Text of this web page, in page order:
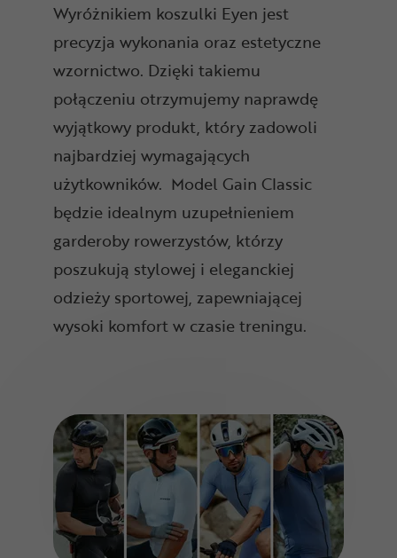
Wyróżnikiem koszulki Eyen jest
precyzja wykonania oraz estetyczne
wzornictwo. Dzięki takiemu
połączeniu otrzymujemy naprawdę
wyjątkowy produkt, który zadowoli
najbardziej wymagających
użytkowników. Model Gain Classic
będzie idealnym uzupełnieniem
garderoby rowerzystów, którzy
poszukują stylowej i eleganckiej
odzieży sportowej, zapewniającej
wysoki komfort w czasie treningu.